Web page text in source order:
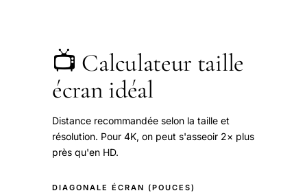
📺 Calculateur taille
écran idéal
Distance recommandée selon la taille et
résolution. Pour 4K, on peut s'asseoir 2× plus
près qu'en HD.
DIAGONALE ÉCRAN (POUCES)